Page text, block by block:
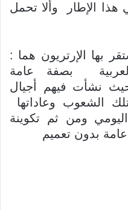
الإطار وألا تحمل
بها الإرتريون هما :
بصفة عامة
نشأت فيهم أجيال
الشعوب وعاداتها
ومن ثم تكوينة
عامة بدون تعميم